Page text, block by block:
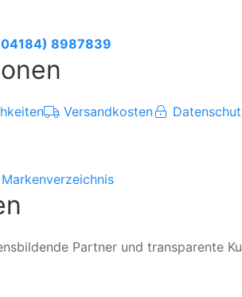
8987839
Versandkosten
Markenverzeichnis
Partner und transparente